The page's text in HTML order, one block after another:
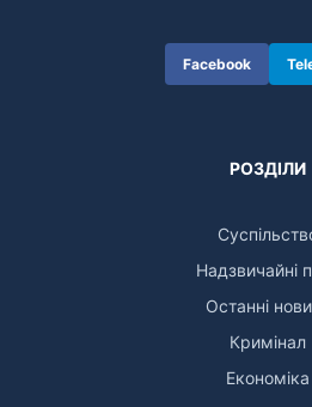
Facebook
РОЗДІЛИ
Надзвичайні
Останні
Кримінал
Економіка